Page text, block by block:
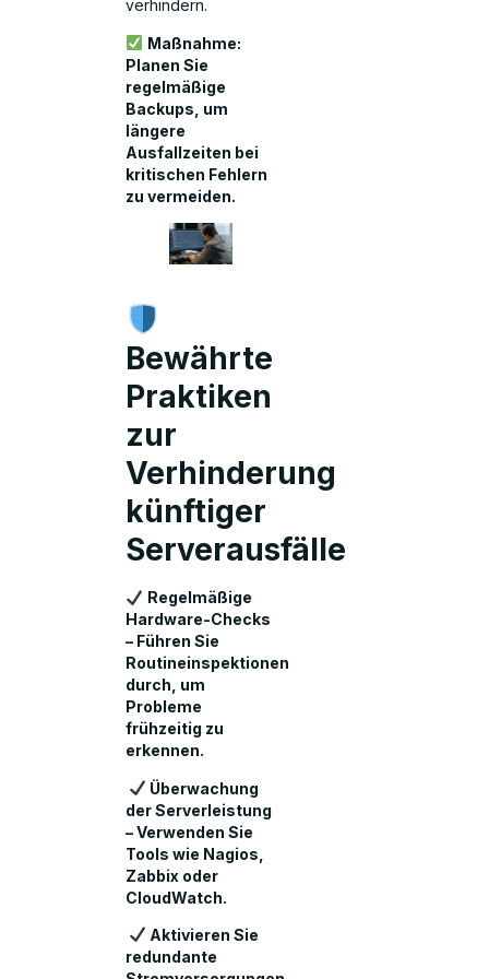
verhindern.
Maßnahme:
Planen Sie
regelmäßige
Backups, um
längere
Ausfallzeiten bei
kritischen Fehlern
zu vermeiden.
Bewährte
Praktiken
zur
Verhinderung
künftiger
Serverausfälle
Regelmäßige
Hardware-Checks
– Führen Sie
Routineinspektionen
durch, um
Probleme
frühzeitig zu
erkennen.
Überwachung
der Serverleistung
– Verwenden Sie
Tools wie Nagios,
Zabbix oder
CloudWatch.
Aktivieren Sie
redundante